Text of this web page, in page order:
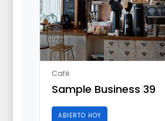
Café
Sample Business 39
ABIERTO HOY